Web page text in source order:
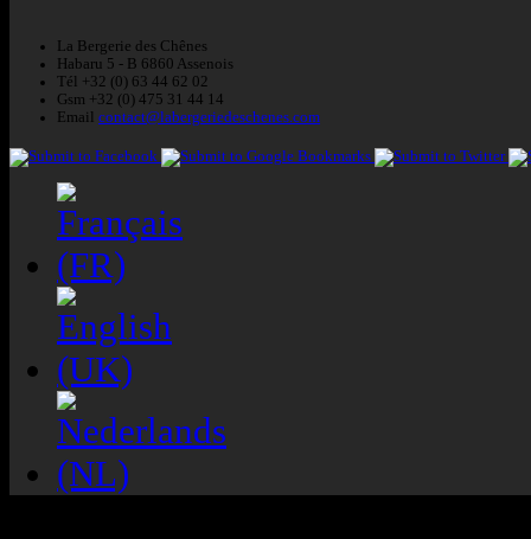
La Bergerie des Chênes
Habaru 5 - B 6860 Assenois
Tél +32 (0) 63 44 62 02
Gsm +32 (0) 475 31 44 14
Email contact@labergeriedeschenes.com